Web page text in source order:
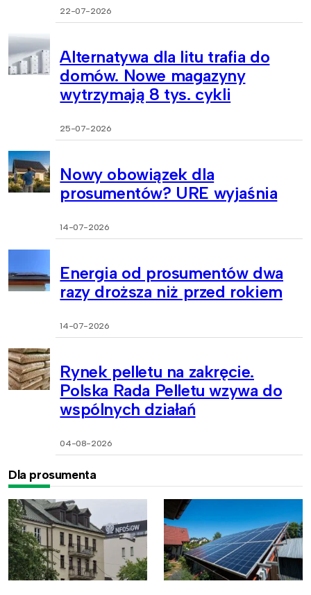
22-07-2026
Alternatywa dla litu trafia do
domów. Nowe magazyny
wytrzymają 8 tys. cykli
25-07-2026
Nowy obowiązek dla
prosumentów? URE wyjaśnia
14-07-2026
Energia od prosumentów dwa
razy droższa niż przed rokiem
14-07-2026
Rynek pelletu na zakręcie.
Polska Rada Pelletu wzywa do
wspólnych działań
04-08-2026
Dla prosumenta